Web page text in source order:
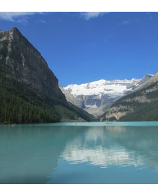
ヨーホー国立公園観光+レイクルイ
ゆったり5大湖観光 ドラムヘラ
カナナスキス乗馬とカウボーイラン